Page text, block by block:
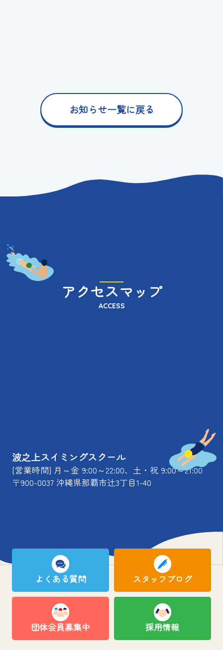
お知らせ一覧に戻る
アクセスマップ
ACCESS
波之上スイミングスクール
[営業時間] 月～金 9:00～22:00、土・祝 9:00～21:00
〒900-0037 沖縄県那覇市辻3丁目1-40
よくある質問 スタッフブログ
団体会員募集中 採用情報